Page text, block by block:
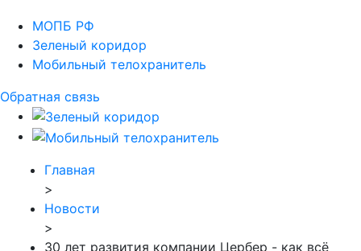
МОПБ РФ
Зеленый коридор
Мобильный телохранитель
Обратная связь
Главная
>
Новости
>
30 лет развития компании Цербер - как всё